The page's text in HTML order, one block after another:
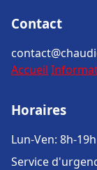
Contact
Accueil
Horaires
Lun-Ven: 8h-19h
Service